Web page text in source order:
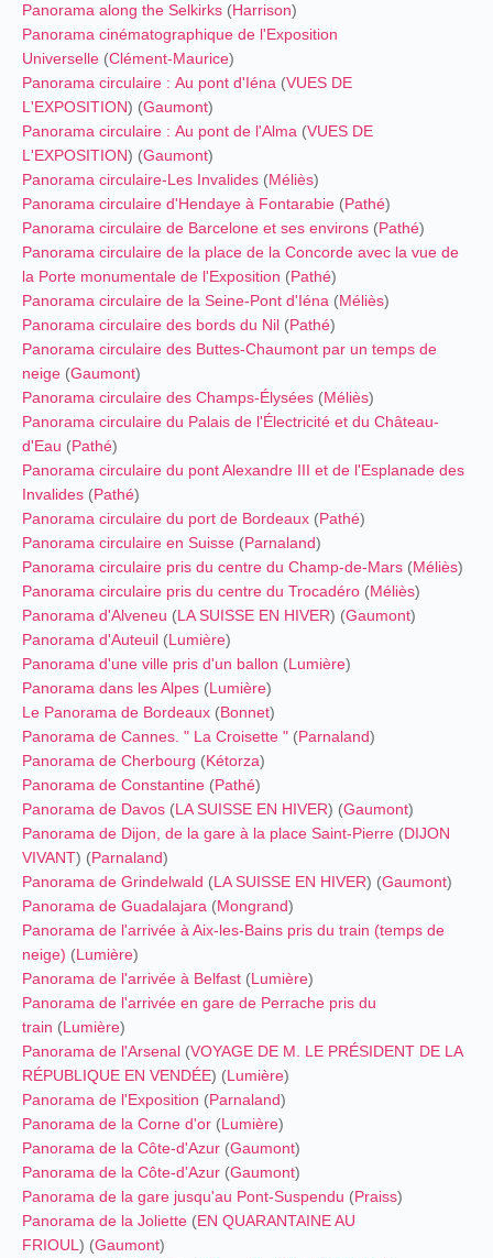
Panorama along the Selkirks (Harrison)
Panorama cinématographique de l'Exposition
Universelle (Clément-Maurice)
Panorama circulaire : Au pont d'Iéna (VUES DE
L'EXPOSITION) (Gaumont)
Panorama circulaire : Au pont de l'Alma (VUES DE
L'EXPOSITION) (Gaumont)
Panorama circulaire-Les Invalides (Méliès)
Panorama circulaire d'Hendaye à Fontarabie (Pathé)
Panorama circulaire de Barcelone et ses environs (Pathé)
Panorama circulaire de la place de la Concorde avec la vue de
la Porte monumentale de l'Exposition (Pathé)
Panorama circulaire de la Seine-Pont d'Iéna (Méliès)
Panorama circulaire des bords du Nil (Pathé)
Panorama circulaire des Buttes-Chaumont par un temps de
neige (Gaumont)
Panorama circulaire des Champs-Élysées (Méliès)
Panorama circulaire du Palais de l'Électricité et du Château-
d'Eau (Pathé)
Panorama circulaire du pont Alexandre III et de l'Esplanade des
Invalides (Pathé)
Panorama circulaire du port de Bordeaux (Pathé)
Panorama circulaire en Suisse (Parnaland)
Panorama circulaire pris du centre du Champ-de-Mars (Méliès)
Panorama circulaire pris du centre du Trocadéro (Méliès)
Panorama d'Alveneu (LA SUISSE EN HIVER) (Gaumont)
Panorama d'Auteuil (Lumière)
Panorama d'une ville pris d'un ballon (Lumière)
Panorama dans les Alpes (Lumière)
Le Panorama de Bordeaux (Bonnet)
Panorama de Cannes. " La Croisette " (Parnaland)
Panorama de Cherbourg (Kétorza)
Panorama de Constantine (Pathé)
Panorama de Davos (LA SUISSE EN HIVER) (Gaumont)
Panorama de Dijon, de la gare à la place Saint-Pierre (DIJON
VIVANT) (Parnaland)
Panorama de Grindelwald (LA SUISSE EN HIVER) (Gaumont)
Panorama de Guadalajara (Mongrand)
Panorama de l'arrivée à Aix-les-Bains pris du train (temps de
neige) (Lumière)
Panorama de l'arrivée à Belfast (Lumière)
Panorama de l'arrivée en gare de Perrache pris du
train (Lumière)
Panorama de l'Arsenal (VOYAGE DE M. LE PRÉSIDENT DE LA
RÉPUBLIQUE EN VENDÉE) (Lumière)
Panorama de l'Exposition (Parnaland)
Panorama de la Corne d'or (Lumière)
Panorama de la Côte-d'Azur (Gaumont)
Panorama de la Côte-d'Azur (Gaumont)
Panorama de la gare jusqu'au Pont-Suspendu (Praiss)
Panorama de la Joliette (EN QUARANTAINE AU
FRIOUL ) (Gaumont)